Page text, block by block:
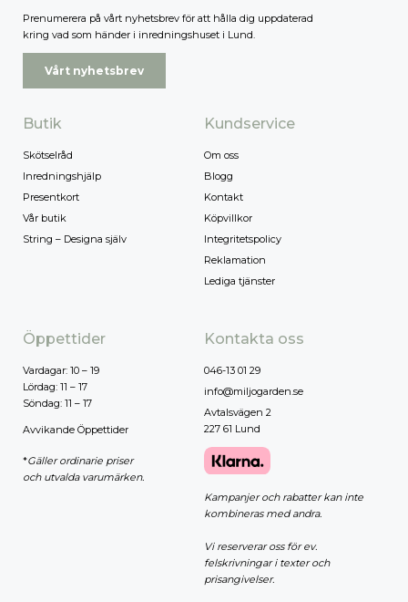
Prenumerera på vårt nyhetsbrev för att hålla dig uppdaterad
kring vad som händer i inredningshuset i Lund.
Vårt nyhetsbrev
Butik
Skötselråd
Inredningshjälp
Presentkort
Vår butik
String – Designa själv
Kundservice
Om oss
Blogg
Kontakt
Köpvillkor
Integritetspolicy
Reklamation
Lediga tjänster
Öppettider
Vardagar: 10 – 19
Lördag: 11 – 17
Söndag: 11 – 17
Avvikande Öppettider
*Gäller ordinarie priser
och utvalda varumärken.
Kontakta oss
046-13 01 29
info@miljogarden.se
Avtalsvägen 2
227 61 Lund
Kampanjer och rabatter kan inte
kombineras med andra.
Vi reserverar oss för ev.
felskrivningar i texter och
prisangivelser.